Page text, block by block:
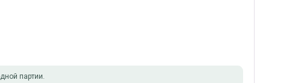
партии.